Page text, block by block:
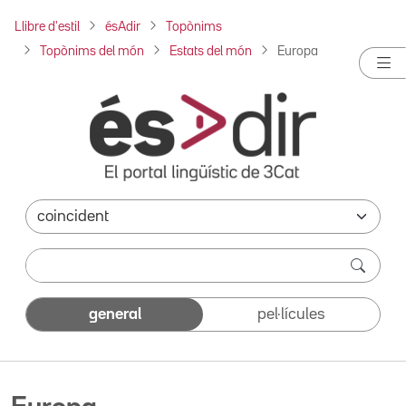
Llibre d'estil ésAdir Topònims
Topònims del món Estats del món Europa
general pel·lícules